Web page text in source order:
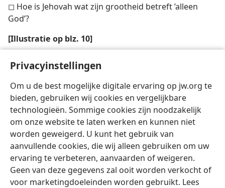
Privacyinstellingen
Om u de best mogelijke digitale ervaring op jw.org te
bieden, gebruiken wij cookies en vergelijkbare
technologieën. Sommige cookies zijn noodzakelijk
om onze website te laten werken en kunnen niet
worden geweigerd. U kunt het gebruik van
aanvullende cookies, die wij alleen gebruiken om uw
ervaring te verbeteren, aanvaarden of weigeren.
Geen van deze gegevens zal ooit worden verkocht of
voor marketingdoeleinden worden gebruikt. Lees
◻ Hoe is Jehovah wat zijn grootheid betreft ’alleen
God’?
[Illustratie op blz. 10]
werken van Jehovah getuigenis afleggen van zijn
heerlijkheid en goedheid